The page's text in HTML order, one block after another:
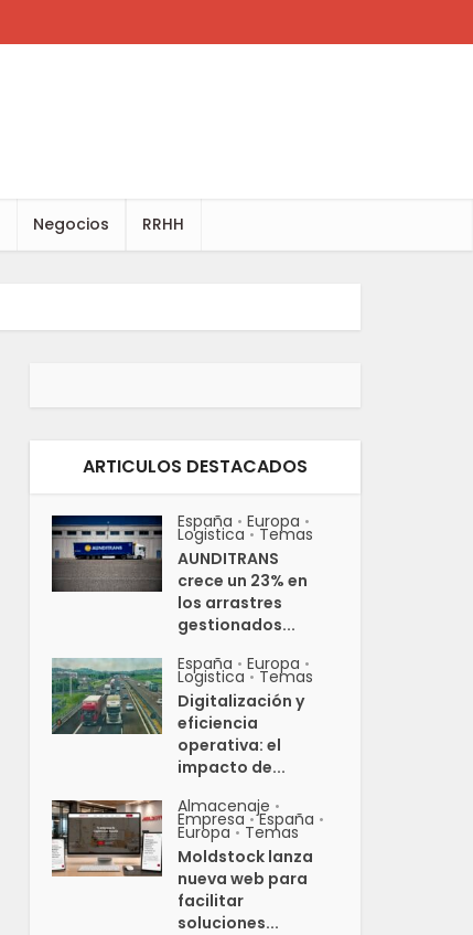
Negocios RRHH
ARTICULOS DESTACADOS
España • Europa •
Logistica • Temas
AUNDITRANS
crece un 23% en
los arrastres
gestionados...
España • Europa •
Logistica • Temas
Digitalización y
eficiencia
operativa: el
impacto de...
Almacenaje •
Empresa • España •
Europa • Temas
Moldstock lanza
nueva web para
facilitar
soluciones...